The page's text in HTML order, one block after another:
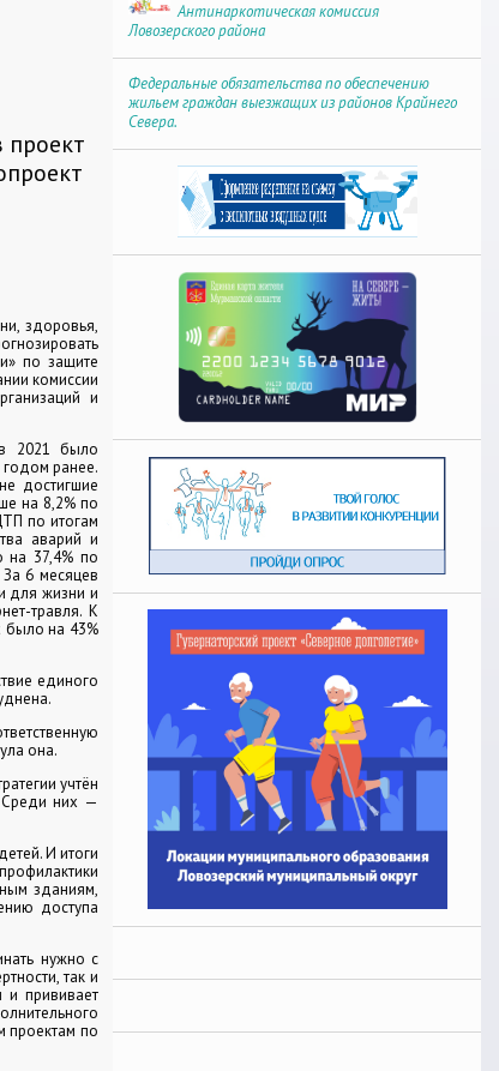
проект
здоровья,
по защите
комиссии
и
в 2021 было
ранее.
достигшие
на 8,2% по
по итогам
аварий и
на 37,4% по
6 месяцев
для жизни и
травля. К
было на 43%
единого
она.
учтён
Среди них —
И итоги
зданиям,
доступа
нужно с
так и
и прививает
проектам по
Антинаркотическая комиссия
Ловозерского района
Федеральные обязательства по обеспечению
жильем граждан выезжащих из районов Крайнего
Севера.